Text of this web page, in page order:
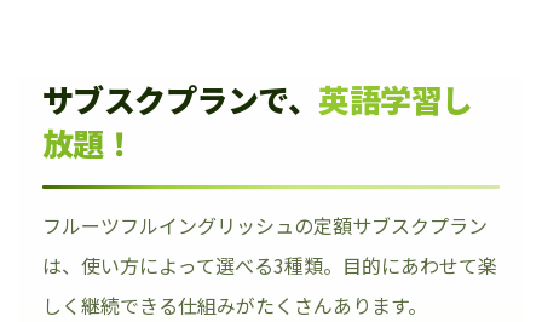
サブスクプランで、 英語学習し
放題！
フルーツフルイングリッシュの定額サブスクプラン
は、使い方によって選べる3種類。目的にあわせて楽
しく継続できる仕組みがたくさんあります。